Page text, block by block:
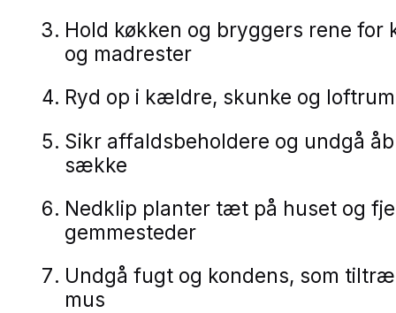
Hold køkken og bryggers rene for
og madrester
Ryd op i kældre, skunke og loftrum
Sikr affaldsbeholdere og undgå
sække
Nedklip planter tæt på huset og
gemmesteder
Undgå fugt og kondens, som
mus